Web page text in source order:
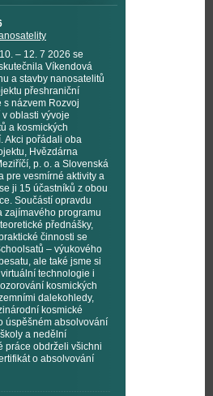
– 12. 7 2026 se
Víkendová
a stavby nanosatelitů
přeshraniční
s názvem Rozvoj
oblasti vývoje
a kosmických
Akci pořádali oba
Hvězdárna
p. o. a Slovenská
pre vesmírné aktivity a
ji 15 účastníků z obou
Součástí opravdu
zajímavého programu
přednášky,
činnosti se
– výukového
ale také jsme si
technologie i
kosmických
dalekohledy,
kosmické
úspěšném absolvování
a nedělní
práce obdrželi všichni
o absolvování